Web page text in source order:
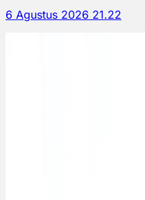
6 Agustus 2026 21.22